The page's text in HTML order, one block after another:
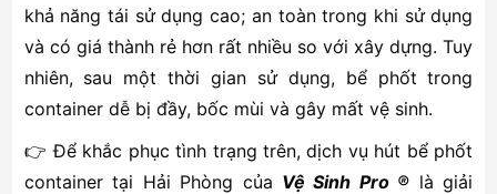
khả năng tái sử dụng cao; an toàn trong khi sử dụng
và có giá thành rẻ hơn rất nhiều so với xây dựng. Tuy
nhiên, sau một thời gian sử dụng, bể phốt trong
container dễ bị đầy, bốc mùi và gây mất vệ sinh.
👉 Để khắc phục tình trạng trên, dịch vụ hút bể phốt
container tại Hải Phòng của Vệ Sinh Pro ® là giải